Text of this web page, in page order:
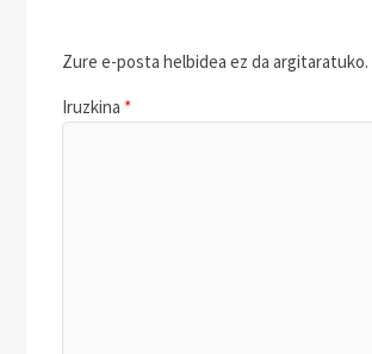
Zure e-posta helbidea ez da argitaratuko.
Iruzkina *